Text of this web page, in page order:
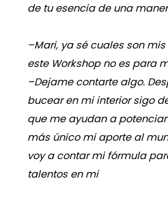
de tu esencia de una
–Mari, ya sé cuales son
este Workshop no es para
–Dejame contarte algo.
bucear en mi interior sigo
que me ayudan a
más único mi aporte al
voy a contar mi fórmula
talentos en mi